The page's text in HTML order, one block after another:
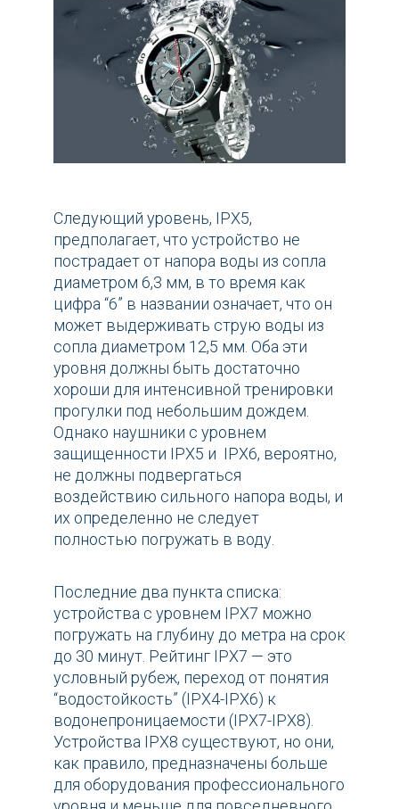
Следующий уровень, IPX5,
предполагает, что устройство не
пострадает от напора воды из сопла
диаметром 6,3 мм, в то время как
цифра “6” в названии означает, что он
может выдерживать струю воды из
сопла диаметром 12,5 мм. Оба эти
уровня должны быть достаточно
хороши для интенсивной тренировки
прогулки под небольшим дождем.
Однако наушники с уровнем
защищенности IPX5 и IPX6, вероятно,
не должны подвергаться
воздействию сильного напора воды, и
их определенно не следует
полностью погружать в воду.
Последние два пункта списка:
устройства с уровнем IPX7 можно
погружать на глубину до метра на срок
до 30 минут. Рейтинг IPX7 — это
условный рубеж, переход от понятия
“водостойкость” (IPX4-IPX6) к
водонепроницаемости (IPX7-IPX8).
Устройства IPX8 существуют, но они,
как правило, предназначены больше
для оборудования профессионального